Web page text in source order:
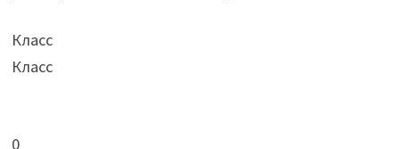
Класс
Класс
0